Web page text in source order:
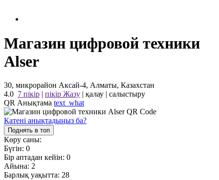
Магазин цифровой техники
Alser
30, микрорайон Аксай-4, Алматы, Казахстан
4.0 7 пікір | пікір Жазу | қалау | салыстыру
QR Анықтама text_what
Қатені анықтадыңыз ба?
Поднять в топ
Көру саны:
Бүгін: 0
Бір аптадан кейін: 0
Айына: 2
Барлық уақытта: 28